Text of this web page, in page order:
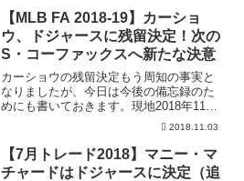
【MLB FA 2018-19】カーショ
ウ、ドジャースに残留決定！次の
S・コーファックスへ新たな決意
カーショウの残留決定もう周知の事実と
なりましたが、今日は今後の備忘録のた
めにも書いておきます。現地2018年11月
2018.11.03
【7月トレード2018】マニー・マ
チャードはドジャースに決定（追